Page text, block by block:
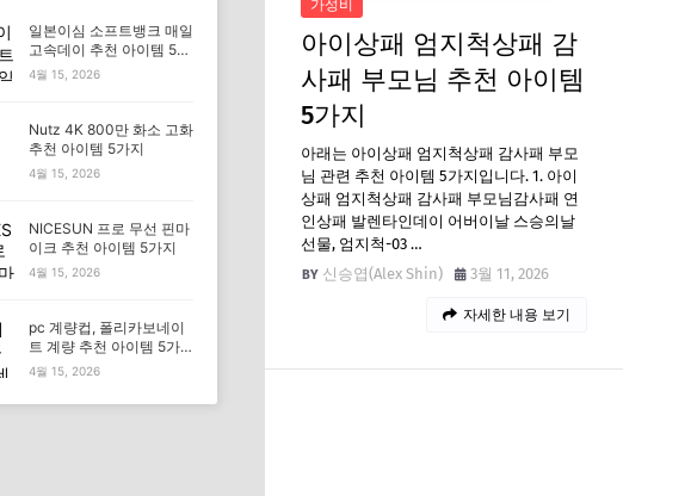
가성비
아이상패 엄지척상패 감
사패 부모님 추천 아이템
5가지
아래는 아이상패 엄지척상패 감사패 부모
님 관련 추천 아이템 5가지입니다. 1. 아이
상패 엄지척상패 감사패 부모님감사패 연
인상패 발렌타인데이 어버이날 스승의날
선물, 엄지척-03 …
신승엽(Alex Shin)
3월 11, 2026
자세한 내용 보기
일본이심 소프트뱅크 매일
고속데이 추천 아이템 5가
지
4월 15, 2026
Nutz 4K 800만 화소 고화
추천 아이템 5가지
4월 15, 2026
NICESUN 프로 무선 핀마
이크 추천 아이템 5가지
4월 15, 2026
pc 계량컵, 폴리카보네이
트 계량 추천 아이템 5가
지
4월 15, 2026